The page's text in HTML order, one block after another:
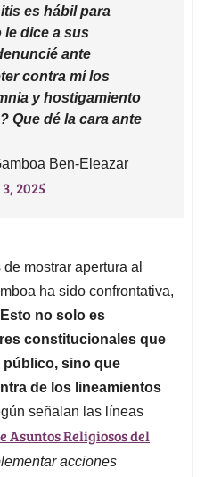
es hábil para
le dice a sus
ante
contra mí los
y hostigamiento
Que dé la cara ante
Ben-Eleazar
2025
mostrar apertura al
ha sido confrontativa,
Esto no solo es
constitucionales que
sino que
de los lineamientos
señalan las líneas
Asuntos Religiosos del
acciones